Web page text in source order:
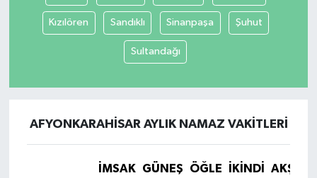
Kızılören Sandıklı Sinanpaşa Şuhut
Sultandağı
AFYONKARAHISAR AYLIK NAMAZ VAKITLERI
İMSAK GÜNEŞ ÖĞLE İKINDI
AKŞAM